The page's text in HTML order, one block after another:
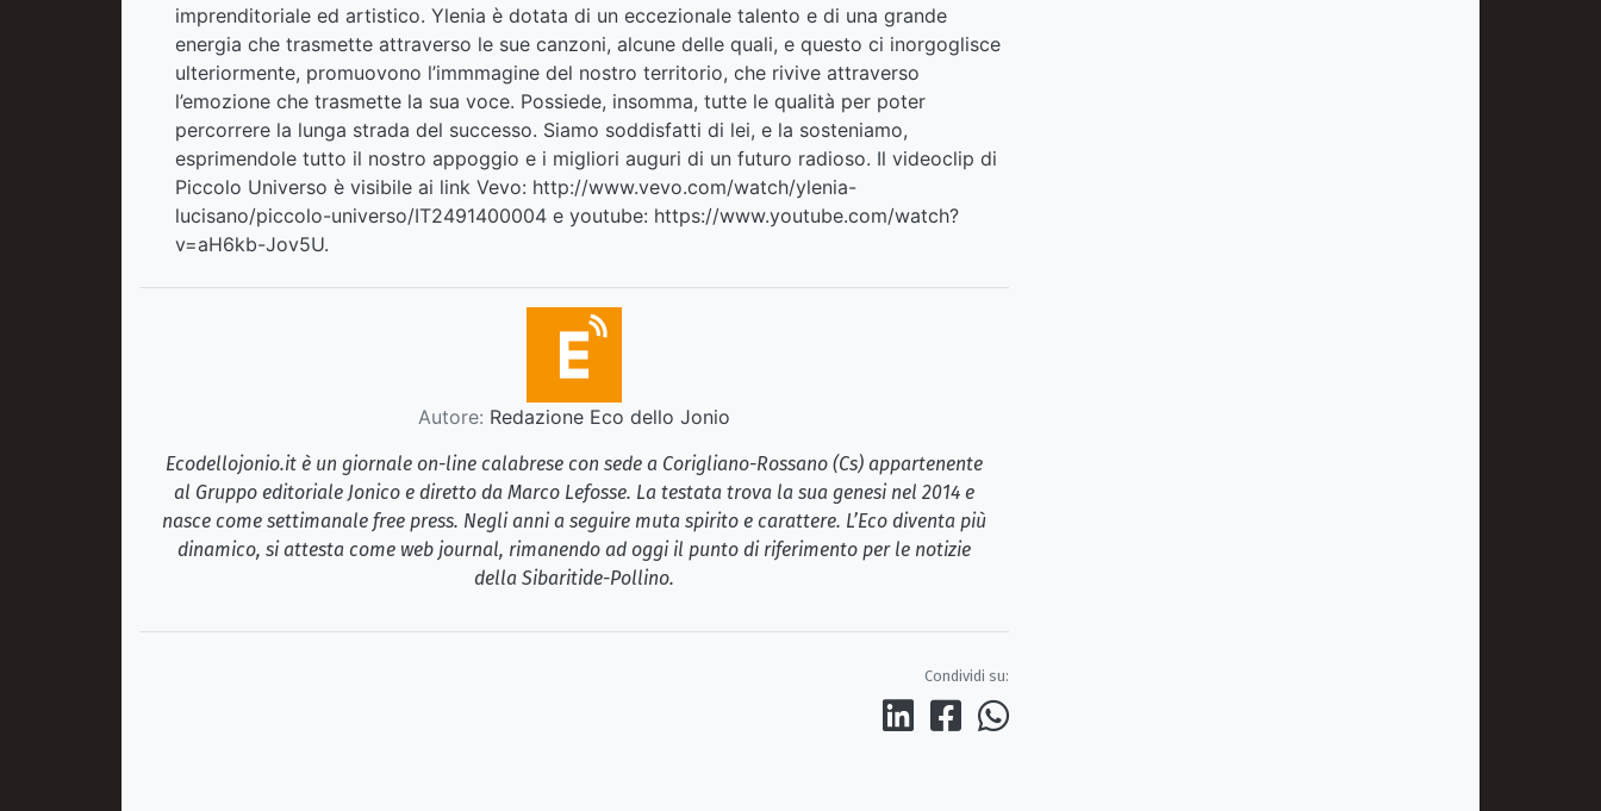
imprenditoriale ed artistico. Ylenia è dotata di un eccezionale talento e di una grande
energia che trasmette attraverso le sue canzoni, alcune delle quali, e questo ci inorgoglisce
ulteriormente, promuovono l’immmagine del nostro territorio, che rivive attraverso
l’emozione che trasmette la sua voce. Possiede, insomma, tutte le qualità per poter
percorrere la lunga strada del successo. Siamo soddisfatti di lei, e la sosteniamo,
esprimendole tutto il nostro appoggio e i migliori auguri di un futuro radioso. Il videoclip di
Piccolo Universo è visibile ai link Vevo: http://www.vevo.com/watch/ylenia-
lucisano/piccolo-universo/IT2491400004 e youtube: https://www.youtube.com/watch?
v=aH6kb-Jov5U.
Autore: Redazione Eco dello Jonio
Ecodellojonio.it è un giornale on-line calabrese con sede a Corigliano-Rossano (Cs) appartenente
al Gruppo editoriale Jonico e diretto da Marco Lefosse. La testata trova la sua genesi nel 2014 e
nasce come settimanale free press. Negli anni a seguire muta spirito e carattere. L’Eco diventa più
dinamico, si attesta come web journal, rimanendo ad oggi il punto di riferimento per le notizie
della Sibaritide-Pollino.
Condividi su: